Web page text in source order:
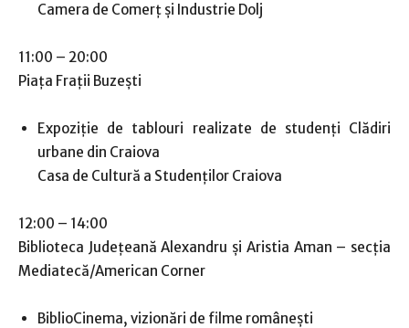
Camera de Comerţ şi Industrie Dolj
11:00 – 20:00
Piața Frații Buzești
Expoziție de tablouri realizate de studenți Clădiri
urbane din Craiova
Casa de Cultură a Studenților Craiova
12:00 – 14:00
Biblioteca Județeană Alexandru și Aristia Aman – secția
Mediatecă/American Corner
BiblioCinema, vizionări de filme românești